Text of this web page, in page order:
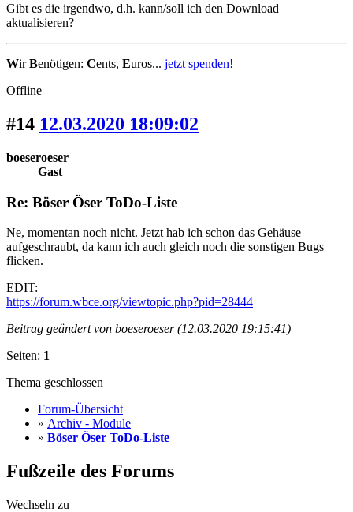
Gibt es die irgendwo, d.h. kann/soll ich den Download
aktualisieren?
WirBenötigen: Cents, Euros... jetzt spenden!
Offline
#14 12.03.2020 18:09:02
boeseroeser
Gast
Re: Böser Öser ToDo-Liste
Ne, momentan noch nicht. Jetzt hab ich schon das Gehäuse
aufgeschraubt, da kann ich auch gleich noch die sonstigen Bugs
flicken.
EDIT:
https://forum.wbce.org/viewtopic.php?pid=28444
Beitrag geändert von boeseroeser (12.03.2020 19:15:41)
Seiten: 1
Thema geschlossen
Forum-Übersicht
» Archiv - Module
» Böser Öser ToDo-Liste
Fußzeile des Forums
Wechseln zu